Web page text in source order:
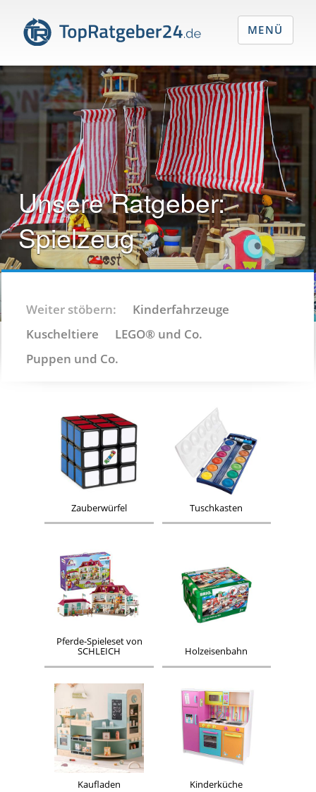
Unsere Ratgeber:
Spielzeug
Weiter stöbern: Kinderfahrzeuge
Kuscheltiere LEGO® und Co.
Puppen und Co.
Zauberwürfel Tuschkasten
Pferde-Spieleset von
SCHLEICH
Holzeisenbahn
Kaufladen Kinderküche
MENÜ